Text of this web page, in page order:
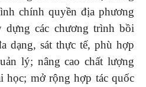
chính quyền địa phương
dựng các chương trình bồi
dạng, sát thực tế, phù hợp
lý; nâng cao chất lượng
học; mở rộng hợp tác quốc